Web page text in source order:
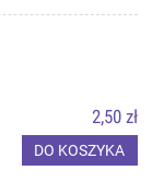
2,50 zł
DO KOSZYKA